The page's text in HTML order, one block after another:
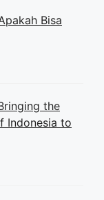
Bisa
the
Indonesia to